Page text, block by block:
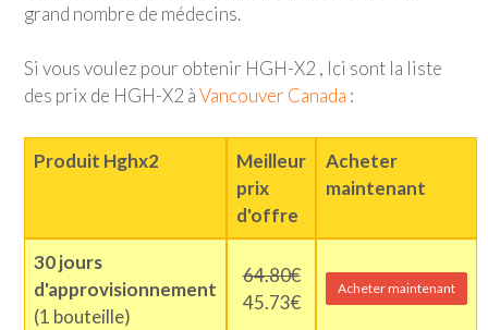
grand nombre de médecins.
Si vous voulez pour obtenir HGH-X2 , Ici sont la liste
des prix de HGH-X2 àVancouver Canada :
Produit Hghx2
Meilleur
prix
d'offre
Acheter
maintenant
30 jours
d'approvisionnement
(1 bouteille)
64.80€
45.73€
Acheter maintenant